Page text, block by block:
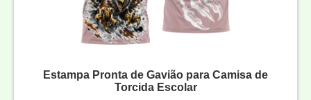
Estampa Pronta de Gavião para Camisa de
Torcida Escolar